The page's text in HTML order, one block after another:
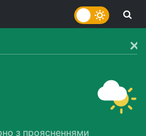
з проясненнями